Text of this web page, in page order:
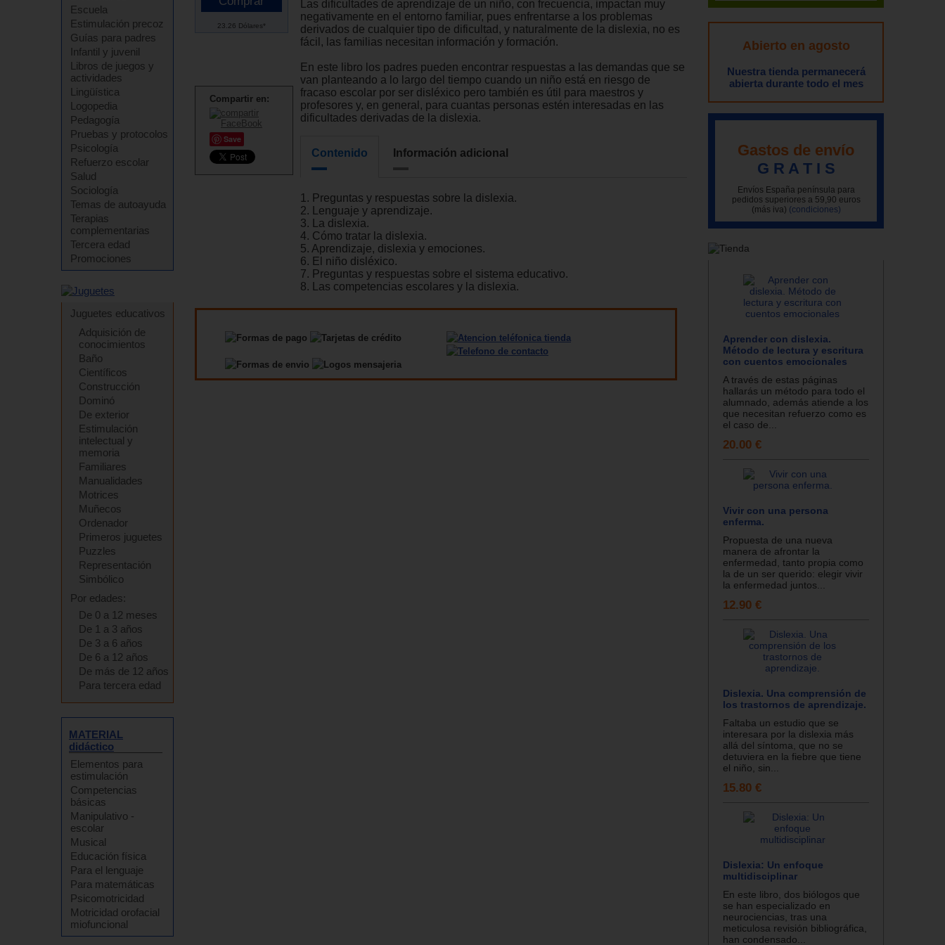
Escuela
Estimulación precoz
Guías para padres
Infantil y juvenil
Libros de juegos y
actividades
Lingüística
Logopedia
Pedagogía
Pruebas y protocolos
Psicología
Refuerzo escolar
Salud
Sociología
Temas de autoayuda
Terapias
complementarias
Tercera edad
Promociones
Juguetes educativos
Adquisición de
conocimientos
Baño
Científicos
Construcción
Dominó
De exterior
Estimulación
intelectual y
memoria
Familiares
Manualidades
Motrices
Muñecos
Ordenador
Primeros juguetes
Puzzles
Representación
Simbólico
Por edades:
De 0 a 12 meses
De 1 a 3 años
De 3 a 6 años
De 6 a 12 años
De más de 12 años
Para tercera edad
MATERIAL
didáctico
Elementos para
estimulación
Competencias
básicas
Manipulativo -
escolar
Musical
Educación física
Para el lenguaje
Para matemáticas
Psicomotricidad
Motricidad orofacial
miofuncional
23.26 Dólares*
Compartir en:
Save
Las dificultades de aprendizaje de un niño, con frecuencia, impactan muy
negativamente en el entorno familiar, pues enfrentarse a los problemas
derivados de cualquier tipo de dificultad, y naturalmente de la dislexia, no es
fácil, las familias necesitan información y formación.
En este libro los padres pueden encontrar respuestas a las demandas que se
van planteando a lo largo del tiempo cuando un niño está en riesgo de
fracaso escolar por ser disléxico pero también es útil para maestros y
profesores y, en general, para cuantas personas estén interesadas en las
dificultades derivadas de la dislexia.
Contenido Información adicional
1. Preguntas y respuestas sobre la dislexia.
2. Lenguaje y aprendizaje.
3. La dislexia.
4. Cómo tratar la dislexia.
5. Aprendizaje, dislexia y emociones.
6. El niño disléxico.
7. Preguntas y respuestas sobre el sistema educativo.
8. Las competencias escolares y la dislexia.
Abierto en agosto
Nuestra tienda permanecerá
abierta durante todo el mes
Gastos de envío
G R A T I S
Envíos España península para
pedidos superiores a 59,90 euros
(más iva) (condiciones)
Aprender con dislexia.
Método de lectura y escritura
con cuentos emocionales
A través de estas páginas
hallarás un método para todo el
alumnado, además atiende a los
que necesitan refuerzo como es
el caso de...
20.00 €
Vivir con una persona
enferma.
Propuesta de una nueva
manera de afrontar la
enfermedad, tanto propia como
la de un ser querido: elegir vivir
la enfermedad juntos...
12.90 €
Dislexia. Una comprensión de
los trastornos de aprendizaje.
Faltaba un estudio que se
interesara por la dislexia más
allá del síntoma, que no se
detuviera en la fiebre que tiene
el niño, sin...
15.80 €
Dislexia: Un enfoque
multidisciplinar
En este libro, dos biólogos que
se han especializado en
neurociencias, tras una
meticulosa revisión bibliográfica,
han condensado...